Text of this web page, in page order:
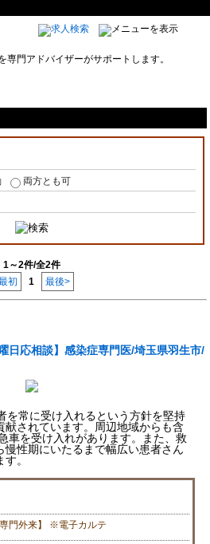
両方とも可
1～2件/全2件
初
1 最後>
応相談】感染症専門医/埼玉県羽生市/
を常に受け入れるという方針を堅持
献されています。周辺地域からも含
車を受け入れがあります。また、救
慢性期にいたるまで幅広い患者さん
。
門外来】 ※電子カルテ